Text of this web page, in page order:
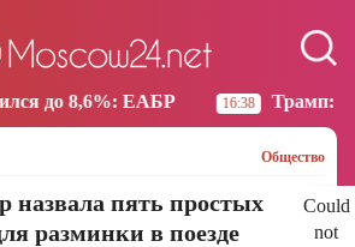
16:38 Трамп: США больше не
Общество
Could
not
назвала пять простых
разминки в поезде